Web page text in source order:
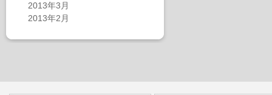
2013年3月
2013年2月